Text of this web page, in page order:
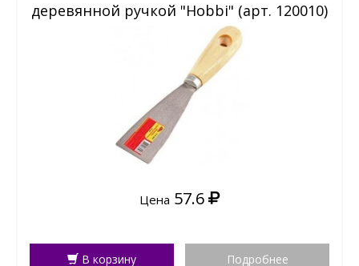
деревянной ручкой "Hobbi" (арт. 120010)
Цена 57.6
В корзину Подробнее